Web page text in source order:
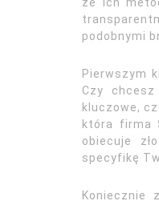
podobnymi
Pierwszym
Czy
kluczowe,
która firma
obiecuje
specyfikę
Koniecznie